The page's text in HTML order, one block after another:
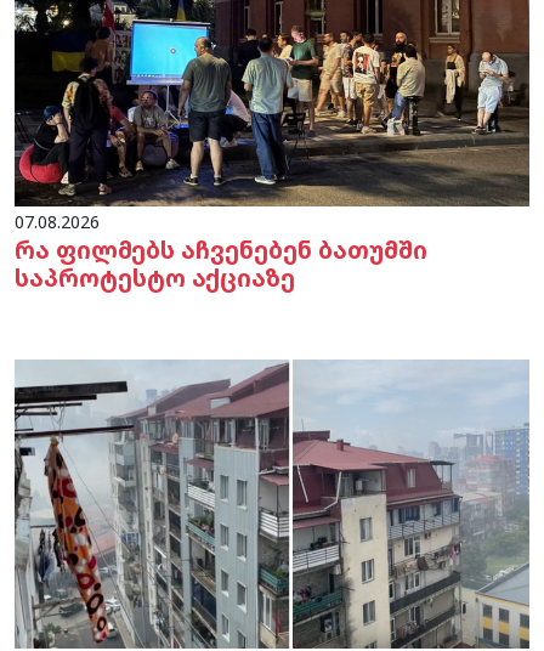
07.08.2026
რა ფილმებს აჩვენებენ ბათუმში
საპროტესტო აქციაზე